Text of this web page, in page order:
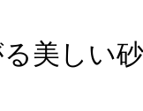
美しい